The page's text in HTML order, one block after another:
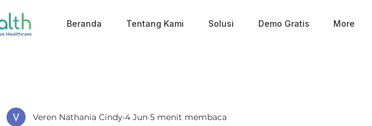
Beranda Tentang Kami Solusi Demo Gratis More
Veren Nathania Cindy 4 Jun 5 menit membaca